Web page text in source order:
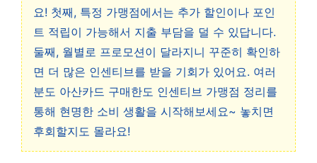
요! 첫째, 특정 가맹점에서는 추가 할인이나 포인
트 적립이 가능해서 지출 부담을 덜 수 있답니다.
둘째, 월별로 프로모션이 달라지니 꾸준히 확인하
면 더 많은 인센티브를 받을 기회가 있어요. 여러
분도 아산카드 구매한도 인센티브 가맹점 정리를
통해 현명한 소비 생활을 시작해보세요~ 놓치면
후회할지도 몰라요!